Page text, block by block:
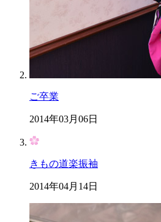
ご卒業
2014年03月06日
きもの道楽振袖
2014年04月14日